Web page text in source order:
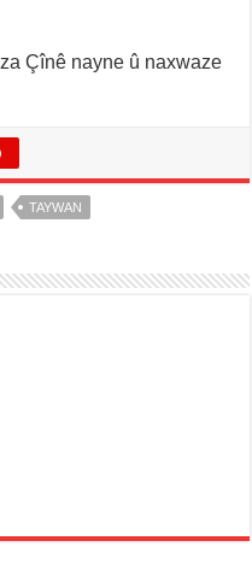
Çînê nayne û naxwaze
TAYWAN